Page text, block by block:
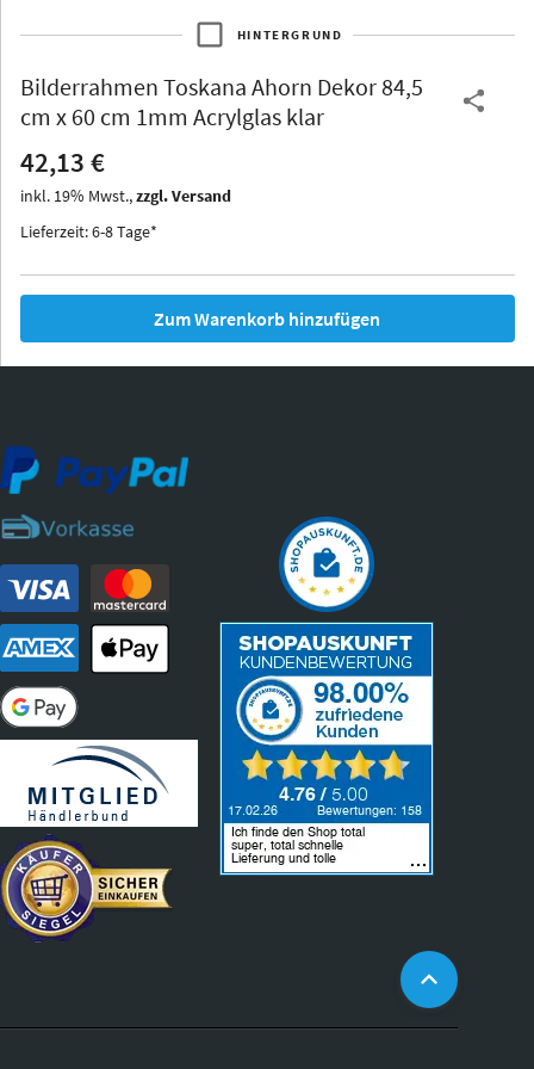
Thurgau
Thurgau
*Canvas*
Burgund
Kunststoff
Ohio
HINTERGRUND
Bilderrahmen Toskana Ahorn Dekor 84,5
cm x 60 cm 1mm Acrylglas klar
42,13 €
inkl. 19% Mwst.,zzgl. Versand
Lieferzeit: 6-8 Tage*
Zum Warenkorb hinzufügen